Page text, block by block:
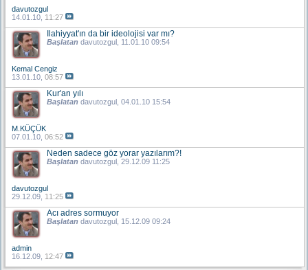
davutozgul
14.01.10, 11:27
Ilahiyyat'ın da bir ideolojisi var mı?
Başlatan davutozgul , 11.01.10 09:54
Kemal Cengiz
13.01.10, 08:57
Kur'an yılı
Başlatan davutozgul , 04.01.10 15:54
M.KÜÇÜK
07.01.10, 06:52
Neden sadece göz yorar yazılarım?!
Başlatan davutozgul , 29.12.09 11:25
davutozgul
29.12.09, 11:25
Acı adres sormuyor
Başlatan davutozgul , 15.12.09 09:24
admin
16.12.09, 12:47